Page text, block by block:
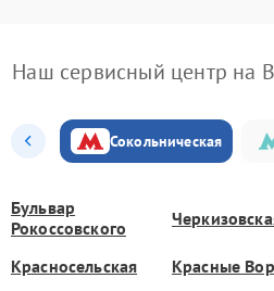
Наш сервисный центр на
Сокольническая
Бульвар
Рокоссовского
Красносельская
Красные